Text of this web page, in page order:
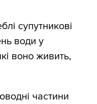
супутникові
води у
воно живить,
частини